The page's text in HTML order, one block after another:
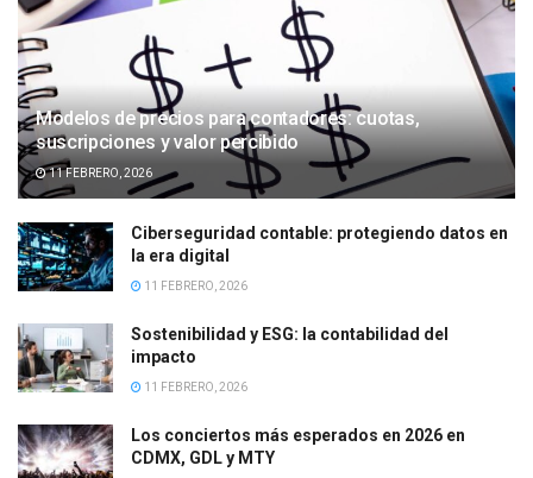
Modelos de precios para contadores: cuotas,
suscripciones y valor percibido
11 FEBRERO, 2026
Ciberseguridad contable: protegiendo datos en
la era digital
11 FEBRERO, 2026
Sostenibilidad y ESG: la contabilidad del
impacto
11 FEBRERO, 2026
Los conciertos más esperados en 2026 en
CDMX, GDL y MTY